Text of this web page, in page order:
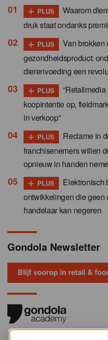
+ PLUS
Waarom
druk staat ondanks
+ PLUS
Van brokken
gezondheidsproduct:
dierenvoeding een
+ PLUS
koopintentie op,
in verkoop”
+ PLUS
Reclame in
franchisenemers willen
opnieuw in handen
+ PLUS
Elektronisch
ontwikkelingen die geen
handelaar kan negeren
Gondola Newsletter
Blijf voorop in retail &